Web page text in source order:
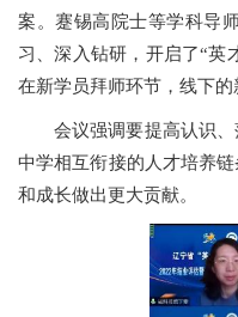
案。蹇锡高院士等学科导
习、深入钻研，开启了“英
在新学员拜师环节，线下
会议强调要提高认识
中学相互衔接的人才培养
和成长做出更大贡献。